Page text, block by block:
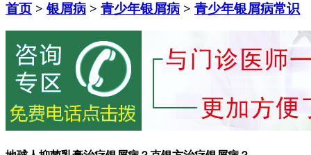
首页 >银屑病 > 青少年银屑病 > 青少年银屑病常识